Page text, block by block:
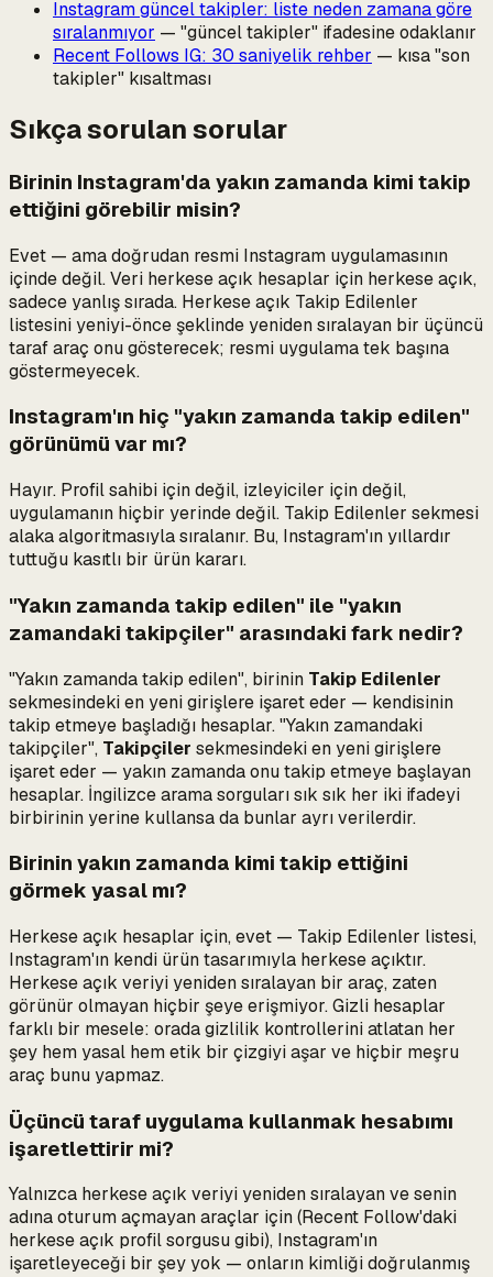
Instagram güncel takipler: liste neden zamana göre
sıralanmıyor — "güncel takipler" ifadesine odaklanır
Recent Follows IG: 30 saniyelik rehber — kısa "son
takipler" kısaltması
Sıkça sorulan sorular
Birinin Instagram'da yakın zamanda kimi takip
ettiğini görebilir misin?
Evet — ama doğrudan resmi Instagram uygulamasının
içinde değil. Veri herkese açık hesaplar için herkese açık,
sadece yanlış sırada. Herkese açık Takip Edilenler
listesini yeniyi-önce şeklinde yeniden sıralayan bir üçüncü
taraf araç onu gösterecek; resmi uygulama tek başına
göstermeyecek.
Instagram'ın hiç "yakın zamanda takip edilen"
görünümü var mı?
Hayır. Profil sahibi için değil, izleyiciler için değil,
uygulamanın hiçbir yerinde değil. Takip Edilenler sekmesi
alaka algoritmasıyla sıralanır. Bu, Instagram'ın yıllardır
tuttuğu kasıtlı bir ürün kararı.
"Yakın zamanda takip edilen" ile "yakın
zamandaki takipçiler" arasındaki fark nedir?
"Yakın zamanda takip edilen", birinin Takip Edilenler
sekmesindeki en yeni girişlere işaret eder — kendisinin
takip etmeye başladığı hesaplar. "Yakın zamandaki
takipçiler", Takipçiler sekmesindeki en yeni girişlere
işaret eder — yakın zamandaonutakip etmeye başlayan
hesaplar. İngilizce arama sorguları sık sık her iki ifadeyi
birbirinin yerine kullansa da bunlar ayrı verilerdir.
Birinin yakın zamanda kimi takip ettiğini
görmek yasal mı?
Herkese açık hesaplar için, evet — Takip Edilenler listesi,
Instagram'ın kendi ürün tasarımıyla herkese açıktır.
Herkese açık veriyi yeniden sıralayan bir araç, zaten
görünür olmayan hiçbir şeye erişmiyor. Gizli hesaplar
farklı bir mesele: orada gizlilik kontrollerini atlatan her
şey hem yasal hem etik bir çizgiyi aşar ve hiçbir meşru
araç bunu yapmaz.
Üçüncü taraf uygulama kullanmak hesabımı
işaretlettirir mi?
Yalnızca herkese açık veriyi yeniden sıralayan ve senin
adına oturum açmayan araçlar için (Recent Follow'daki
herkese açık profil sorgusu gibi), Instagram'ın
işaretleyeceği bir şey yok — onların kimliği doğrulanmış